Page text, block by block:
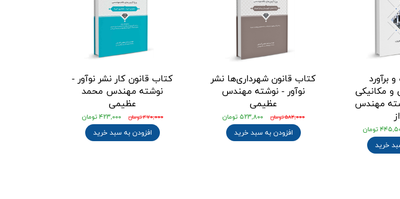
برآورد
و مکانیکی
مهندس
تومان
خرید
کتاب قانون شهرداری‌ها نشر
نوآور - نوشته مهندس
عظیمی
۵۸۲,۰۰۰ تومان ۵۲۳,۸۰۰ تومان
افزودن به سبد خرید
کتاب قانون کار نشر نوآور -
نوشته مهندس محمد
عظیمی
۴۷۰,۰۰۰ تومان ۴۲۳,۰۰۰ تومان
افزودن به سبد خرید